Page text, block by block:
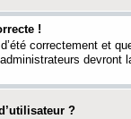
!
correctement et
devront
?